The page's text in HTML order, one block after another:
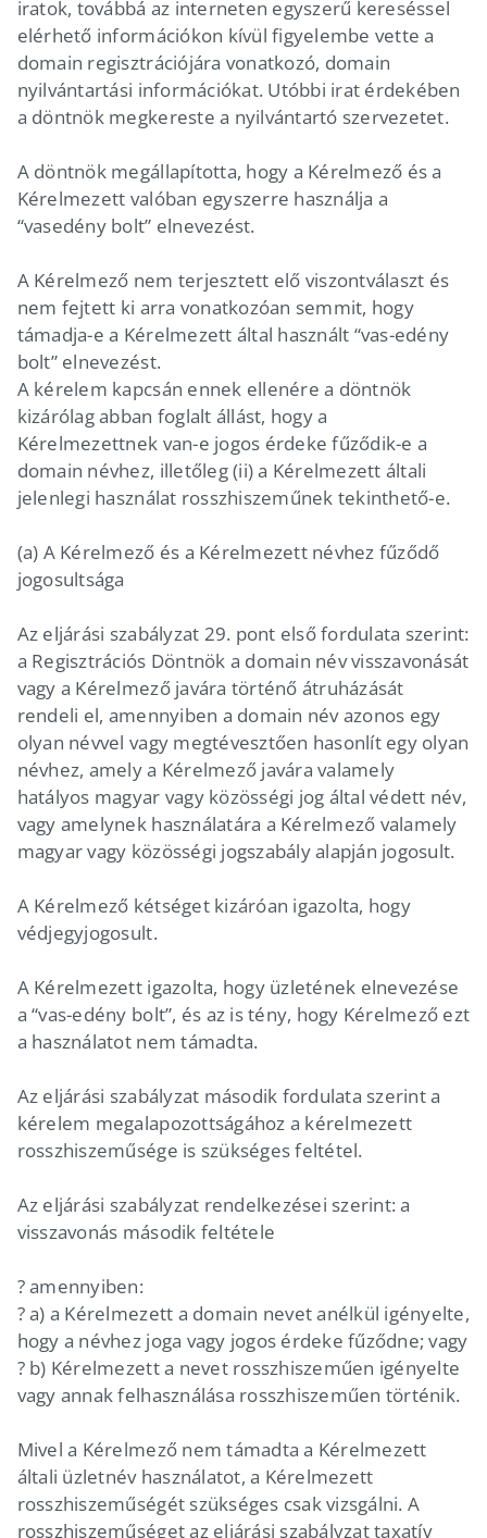
iratok, továbbá az interneten egyszerű kereséssel
elérhető információkon kívül figyelembe vette a
domain regisztrációjára vonatkozó, domain
nyilvántartási információkat. Utóbbi irat érdekében
a döntnök megkereste a nyilvántartó szervezetet.
A döntnök megállapította, hogy a Kérelmező és a
Kérelmezett valóban egyszerre használja a
“vasedény bolt” elnevezést.
A Kérelmező nem terjesztett elő viszontválaszt és
nem fejtett ki arra vonatkozóan semmit, hogy
támadja-e a Kérelmezett által használt “vas-edény
bolt” elnevezést.
A kérelem kapcsán ennek ellenére a döntnök
kizárólag abban foglalt állást, hogy a
Kérelmezettnek van-e jogos érdeke fűződik-e a
domain névhez, illetőleg (ii) a Kérelmezett általi
jelenlegi használat rosszhiszeműnek tekinthető-e.
(a) A Kérelmező és a Kérelmezett névhez fűződő
jogosultsága
Az eljárási szabályzat 29. pont első fordulata szerint:
a Regisztrációs Döntnök a domain név visszavonását
vagy a Kérelmező javára történő átruházását
rendeli el, amennyiben a domain név azonos egy
olyan névvel vagy megtévesztően hasonlít egy olyan
névhez, amely a Kérelmező javára valamely
hatályos magyar vagy közösségi jog által védett név,
vagy amelynek használatára a Kérelmező valamely
magyar vagy közösségi jogszabály alapján jogosult.
A Kérelmező kétséget kizáróan igazolta, hogy
védjegyjogosult.
A Kérelmezett igazolta, hogy üzletének elnevezése
a “vas-edény bolt”, és az is tény, hogy Kérelmező ezt
a használatot nem támadta.
Az eljárási szabályzat második fordulata szerint a
kérelem megalapozottságához a kérelmezett
rosszhiszeműsége is szükséges feltétel.
Az eljárási szabályzat rendelkezései szerint: a
visszavonás második feltétele
? amennyiben:
? a) a Kérelmezett a domain nevet anélkül igényelte,
hogy a névhez joga vagy jogos érdeke fűződne; vagy
? b) Kérelmezett a nevet rosszhiszeműen igényelte
vagy annak felhasználása rosszhiszeműen történik.
Mivel a Kérelmező nem támadta a Kérelmezett
általi üzletnév használatot, a Kérelmezett
rosszhiszeműségét szükséges csak vizsgálni. A
rosszhiszeműséget az eljárási szabályzat taxatív